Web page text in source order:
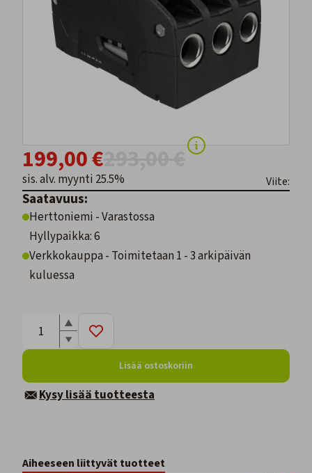
199,00 €
sis. alv. myynti 25.5% Viite:
Saatavuus:
Herttoniemi - Varastossa
Hyllypaikka: 6
Verkkokauppa - Toimitetaan 1 - 3 arkipäivän
kuluessa
Lisää ostoskoriin
Kysy lisää tuotteesta
Aiheeseen liittyvät tuotteet